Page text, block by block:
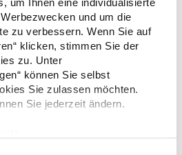
und um die
zu verbessern. Wenn Sie auf
klicken, stimmen Sie der
zu. Unter
können Sie selbst
Sie zulassen möchten.
Sie jederzeit ändern.
g/m²Materialzusammensetzung:
zur
BY014Hersteller: TB International
Str. 7 64372 Ober-Ramstadt
ab 25,28 € *
+Versandkosten *